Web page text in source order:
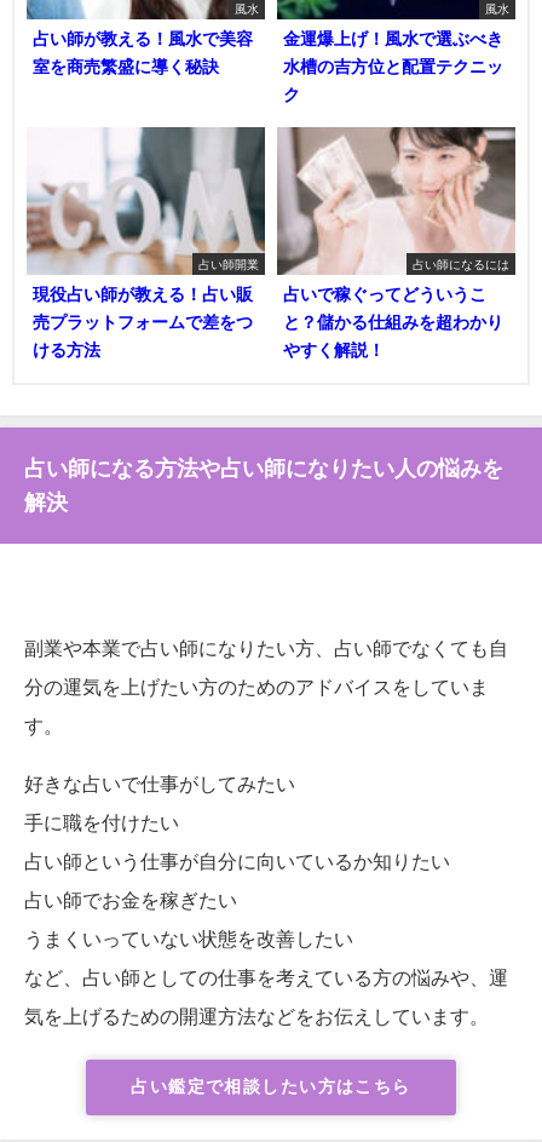
風水
占い師が教える！風水で美容
室を商売繁盛に導く秘訣
風水
金運爆上げ！風水で選ぶべき
水槽の吉方位と配置テクニッ
ク
占い師開業
現役占い師が教える！占い販
売プラットフォームで差をつ
ける方法
占い師になるには
占いで稼ぐってどういうこ
と？儲かる仕組みを超わかり
やすく解説！
占い師になる方法や占い師になりたい人の悩みを
解決
副業や本業で占い師になりたい方、占い師でなくても自
分の運気を上げたい方のためのアドバイスをしていま
す。
好きな占いで仕事がしてみたい
手に職を付けたい
占い師という仕事が自分に向いているか知りたい
占い師でお金を稼ぎたい
うまくいっていない状態を改善したい
など、占い師としての仕事を考えている方の悩みや、運
気を上げるための開運方法などをお伝えしています。
占い鑑定で相談したい方はこちら